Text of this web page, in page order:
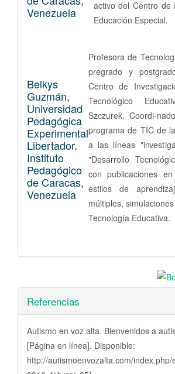
Venezuela
activo del Centro de
Educación Especial.
Belkys
Guzmán,
Universidad
Pedagógica
Experimental
Libertador.
Instituto
Pedagógico
de Caracas,
Venezuela
Profesora de
pregrado y
Centro de
Tecnológico
Szczurek. Coordi-
programa de TIC de
a las líneas
"Desarrollo
con publicaciones
estilos de
múltiples,
Tecnología Educativa.
Referencias
Autismo en voz alta. Bienvenidos a
[Página en línea]. Disponible:
http://autismoenvozalta.com/index.php/